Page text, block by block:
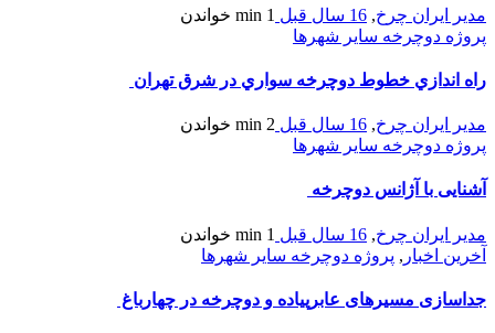
مدیر ایران چرخ, 16 سال قبل 1 min
خواندن
پروژه دوچرخه سایر شهرها
راه اندازي خطوط دوچرخه سواري در شرق تهران
مدیر ایران چرخ, 16 سال قبل 2 min
خواندن
پروژه دوچرخه سایر شهرها
آشنايی با آژانس دوچرخه
مدیر ایران چرخ, 16 سال قبل 1 min
خواندن
آخرین اخبار , پروژه دوچرخه سایر شهرها
جداسازی مسیرهای عابرپیاده و دوچرخه در چهارباغ